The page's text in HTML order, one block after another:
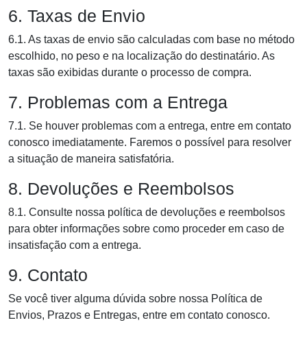
6. Taxas de Envio
6.1. As taxas de envio são calculadas com base no método
escolhido, no peso e na localização do destinatário. As
taxas são exibidas durante o processo de compra.
7. Problemas com a Entrega
7.1. Se houver problemas com a entrega, entre em contato
conosco imediatamente. Faremos o possível para resolver
a situação de maneira satisfatória.
8. Devoluções e Reembolsos
8.1. Consulte nossa política de devoluções e reembolsos
para obter informações sobre como proceder em caso de
insatisfação com a entrega.
9. Contato
Se você tiver alguma dúvida sobre nossa Política de
Envios, Prazos e Entregas, entre em contato conosco.